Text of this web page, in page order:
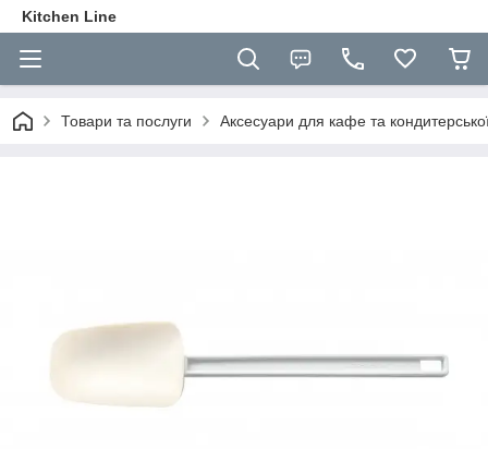
Kitchen Line
Товари та послуги Аксесуари для кафе та